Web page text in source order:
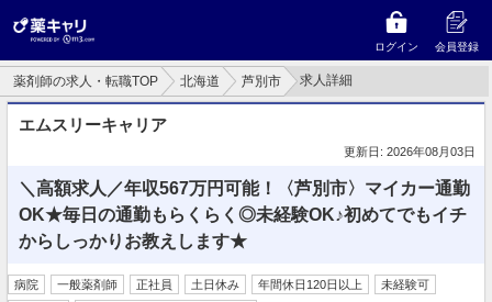
ログイン 会員登録
薬剤師の求人・転職TOP 北海道 芦別市 求人詳細
エムスリーキャリア
更新日: 2026年08月03日
＼高額求人／年収567万円可能！〈芦別市〉マイカー通勤
OK★毎日の通勤もらくらく◎未経験OK♪初めてでもイチ
からしっかりお教えします★
病院 一般薬剤師 正社員 土日休み 年間休日120日以上
未経験可